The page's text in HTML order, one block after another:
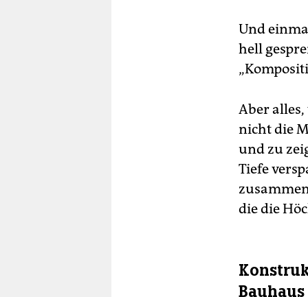
Und
hell
Aber
nicht die
und zu
Tiefe
die die
Bauhaus